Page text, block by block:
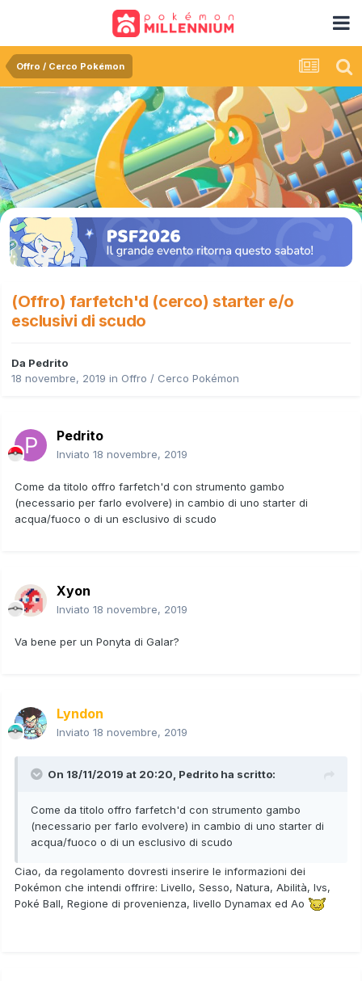
Offro / Cerco Pokémon
(Offro) farfetch'd (cerco) starter e/o
esclusivi di scudo
Da Pedrito
18 novembre, 2019 in Offro / Cerco Pokémon
Pedrito
Inviato 18 novembre, 2019
Come da titolo offro farfetch'd con strumento gambo
(necessario per farlo evolvere) in cambio di uno starter di
acqua/fuoco o di un esclusivo di scudo
Xyon
Inviato 18 novembre, 2019
Va bene per un Ponyta di Galar?
Lyndon
Inviato 18 novembre, 2019
On 18/11/2019 at 20:20, Pedrito ha scritto:
Come da titolo offro farfetch'd con strumento gambo
(necessario per farlo evolvere) in cambio di uno starter di
acqua/fuoco o di un esclusivo di scudo
Ciao, da regolamento dovresti inserire le informazioni dei
Pokémon che intendi offrire: Livello, Sesso, Natura, Abilità, Ivs,
Poké Ball, Regione di provenienza, livello Dynamax ed Ao